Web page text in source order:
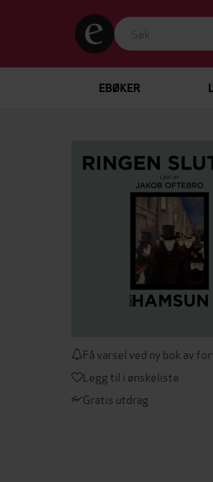
EBØKER
Få varsel ved ny bok av
Legg til i ønskeliste
Gratis utdrag